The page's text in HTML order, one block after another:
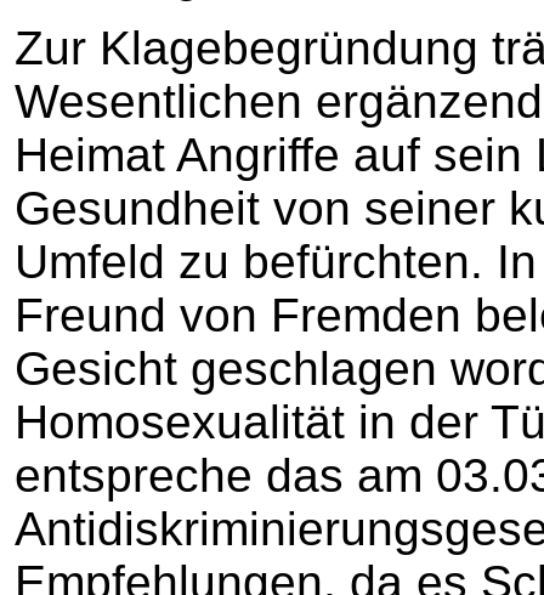
Zur Klagebegründung
Wesentlichen
Heimat Angriffe auf
Gesundheit von seiner
Umfeld zu befürchten.
Freund von Fremden
Gesicht geschlagen
Homosexualität in der
entspreche das am
Empfehlungen, da es